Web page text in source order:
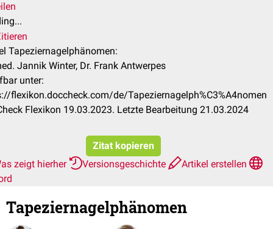
Tapeziernagelphänomen:
Jannik Winter, Dr. Frank Antwerpes
unter:
flexikon.doccheck.com/de/Tapeziernagelph%C3%A4nomen
Flexikon 19.03.2023. Letzte Bearbeitung 21.03.2024
Zitat kopieren
zeigt hierher
Versionsgeschichte
Artikel erstellen
Tapeziernagelphänomen